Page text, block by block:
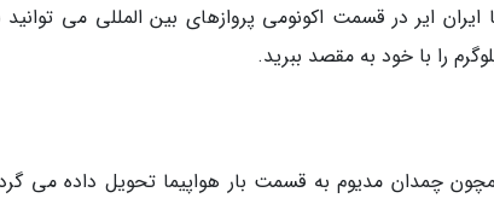
چمدان مدیوم به قسمت بار هواپیما تحویل داده می